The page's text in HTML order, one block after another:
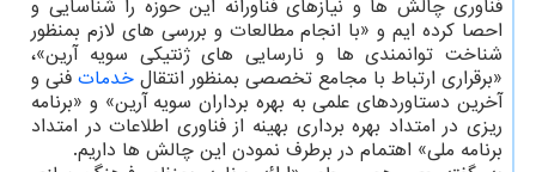
فناوری چالش ها و نیازهای فناورانه این حوزه را شناسایی و
احصا کرده ایم و «با انجام مطالعات و بررسی های لازم بمنظور
شناخت توانمندی ها و نارسایی های ژنتیکی سویه آرین»،
«برقراری ارتباط با مجامع تخصصی بمنظور انتقال خدمات فنی و
آخرین دستاوردهای علمی به بهره برداران سویه آرین» و «برنامه
ریزی در امتداد بهره برداری بهینه از فناوری اطلاعات در امتداد
برنامه ملی» اهتمام در برطرف نمودن این چالش ها داریم.